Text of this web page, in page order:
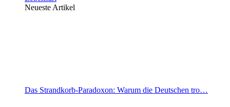
Neueste Artikel
Das Strandkorb-Paradoxon: Warum die Deutschen tro…